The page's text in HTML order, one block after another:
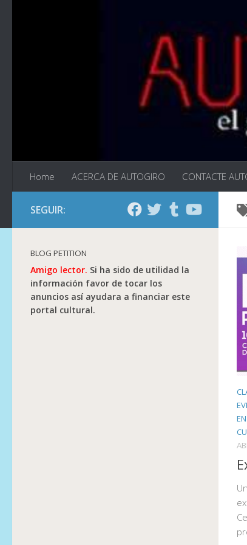
Home ACERCA DE AUTOGIRO CONTACTE
SEGUIR:
BLOG PETITION
Amigo lector. Si ha sido de utilidad la
información favor de tocar los
anuncios así ayudara a financiar este
portal cultural.